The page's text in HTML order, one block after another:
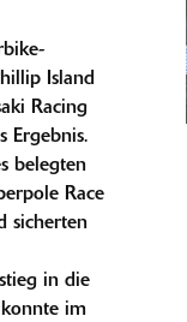
Island
Racing
Ergebnis.
belegten
Race
sicherten
in die
im